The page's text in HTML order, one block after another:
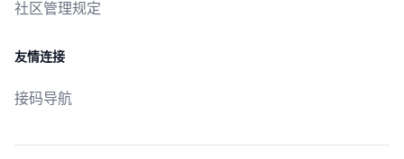
社区管理规定
友情连接
接码导航